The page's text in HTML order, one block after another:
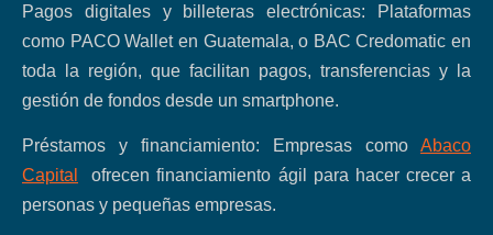
Pagos digitales y billeteras electrónicas: Plataformas
como PACO Wallet en Guatemala, o BAC Credomatic en
toda la región, que facilitan pagos, transferencias y la
gestión de fondos desde un smartphone.
Préstamos y financiamiento: Empresas como Abaco
Capital
ofrecen financiamiento ágil para hacer crecer a
personas y pequeñas empresas.